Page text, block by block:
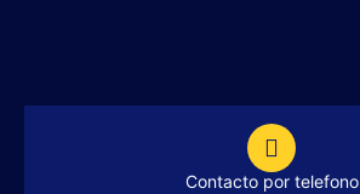
Contacto por telefono